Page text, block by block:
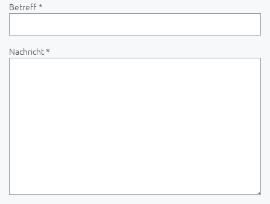
Betreff *
Nachricht *